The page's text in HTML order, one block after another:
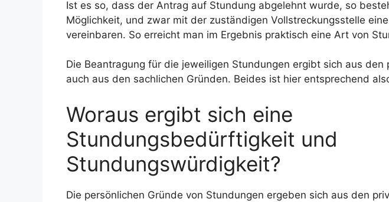
Ist es so, dass der Antrag auf Stundung abgelehnt wurde, so
Möglichkeit, und zwar mit der zuständigen Vollstreckungsstelle
vereinbaren. So erreicht man im Ergebnis praktisch eine Art von
Die Beantragung für die jeweiligen Stundungen ergibt sich aus den
auch aus den sachlichen Gründen. Beides ist hier entsprechend
Woraus ergibt sich eine
Stundungsbedürftigkeit und
Stundungswürdigkeit?
Die persönlichen Gründe von Stundungen ergeben sich aus den